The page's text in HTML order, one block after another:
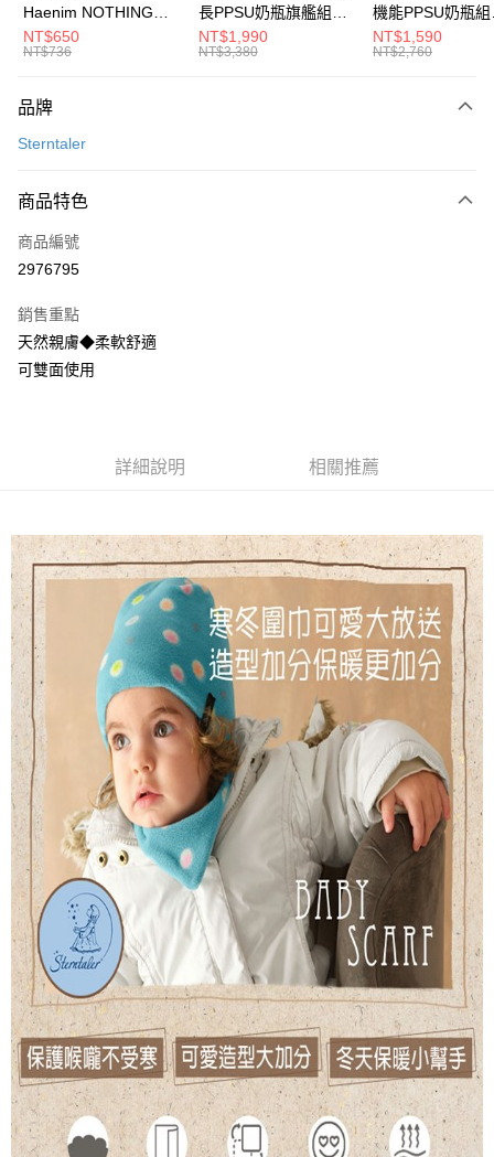
遠東國際商業銀行
元大商業銀行
台灣樂天信用卡公司
臺灣中小企業銀行
台中商業銀行
匯豐（台灣）商業銀行
華泰商業銀行
聯邦商業銀行
玉山商業銀行
台灣樂天信用卡公司
Apple Pay
悠遊付
1.本服務由台灣大哥大提供，台灣大哥大用戶可立即使用無須另外申請。
流程，驗證手機門號後，選擇欲分期的期數、繳款截止日，確認付款後即完
3.實際核准額度、可分期數及費用金額請依後續交易確認頁面所載為準。
消。如遇「轉專審核」未通過狀況，表示未達大哥付你分期系統評分，恕無
法說明評估內容。
【繳款方式說明】
1.分期款項不併入電信帳單，「大哥付你分期」於每月結算日後寄送繳費提
買賣價金債權讓與本公司後，依約使用本公司帳單繳交帳款。
2.基於同意付款使用「大哥付你分期」之契約關係目的，商店將以您的個人
資料（包含姓名、電話或地址）提供予台灣大哥大進項蒐集、處理及利用，
由本公司與您本人進行分期帳單所需資料之確認、核對及更正。
3.完整用戶服務條款，請詳閱以下連結： https://oppay.tw/userRule
AFTEE先享後付
【關於「AFTEE先享後付」】
AFTEE先享後付是「在收到商品之後才付款」的支付方式。 讓您購物簡單
１．簡單：不需註冊會員、不需綁卡、不需儲值。
３．安心：先確認商品／服務後，再付款。
３．收到繳費通知簡訊後14天內，點擊此簡訊中的連結，可透過四大超商／
後付繳納相關費用。
※ 交易是否成功請以「AFTEE先享後付 」之結帳頁面顯示為準，若有關於
是否繳費成功／繳費後需取消欲退款等相關疑問，請聯繫「AFTEE先享後付
客戶支援中心」 https://netprotections.freshdesk.com/support/home
【注意事項】
１．透過由恩沛科技股份有限公司提供之「AFTEE先享後付」服務完成之交
易，需依本服務之必要範圍內提供個人資料，並將交易相關給付款項請求債
權轉讓予恩沛科技股份有限公司。
２．關於個人資料處理事宜，請瀏覽以下網址：
https://aftee.tw/terms/#terms3
３．未成年的使用者請事先徵得法定代理人或監護人之同意方可使用
「AFTEE先享後付」，若未經同意申辦者引起之損失，本公司不負相關責
任。
４．使用「AFTEE先享後付」時，將依據個別帳號之用戶狀況，依本公司即
時審查核予不同之上限額度；若仍有額度不足之情形，本公司將視審查結果
請求用戶進行身份認證。
５．嚴禁一人註冊多個帳號或使用他人資訊註冊。若發現惡意使用之情形，
恩沛科技股份有限公司將有權停止該用戶之使用額度並採取法律行動。
ATM付款
運送方式
全家取貨付款
每筆NT$60，滿NT$1,000(含以上)免運費
付款後7-11取貨
每筆NT$60，滿NT$1,000(含以上)免運費
宅配
每筆NT$100，滿NT$1,000(含以上)免運費
Haenim NOTHING™
多合一PPSU防脹氣奶
瓶 2入組
NT$650
NT$736
長PPSU奶瓶旗艦組
(PPSU奶瓶
250ml*4+玻璃奶瓶
NT$1,990
NT$3,380
機能PPSU奶瓶組
(PPSU奶瓶
250ml*4+玻璃奶
NT$1,590
NT$2,760
品牌
Sterntaler
商品特色
商品編號
2976795
銷售重點
天然親膚◆柔軟舒適
可雙面使用
詳細說明 相關推薦